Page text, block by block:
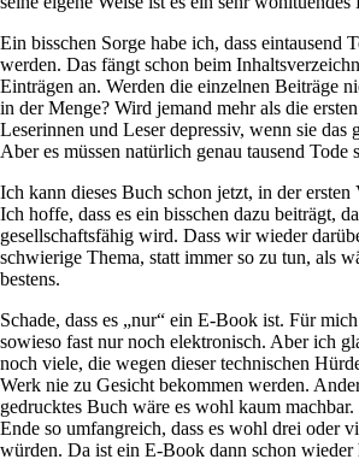
Ein bisschen Sorge habe ich, dass eintausend
werden. Das fängt schon beim
Einträgen an. Werden die einzelnen Beiträge
in der Menge? Wird jemand mehr als die
Leserinnen und Leser depressiv, wenn sie das
Aber es müssen natürlich genau tausend Tode
Ich kann dieses Buch schon jetzt, in der ersten
Ich hoffe, dass es ein bisschen dazu beiträgt,
gesellschaftsfähig wird. Dass wir wieder
schwierige Thema, statt immer so zu tun, als
bestens.
Schade, dass es „nur“ ein E-Book ist. Für
sowieso fast nur noch elektronisch. Aber ich
noch viele, die wegen dieser technischen
Werk nie zu Gesicht bekommen werden.
gedrucktes Buch wäre es wohl kaum
Ende so umfangreich, dass es wohl drei oder
würden. Da ist ein E-Book dann schon wieder